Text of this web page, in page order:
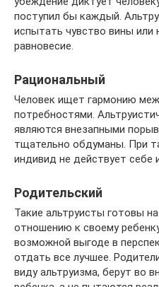
поступил бы каждый.
испытать чувство вины или
равновесие.
Рациональный
Человек ищет гармонию
потребностями.
являются внезапными
тщательно обдуманы. При
индивид не действует себе
Родительский
Такие альтруисты готовы
отношению к своему
возможной выгоде в
отдать все лучшее.
виду альтруизма, берут во